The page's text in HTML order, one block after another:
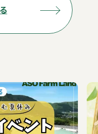
す。
1日～2026年9月30